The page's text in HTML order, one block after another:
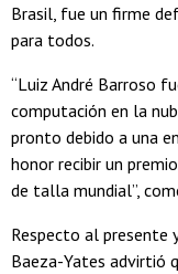
Brasil, fue un firme
para todos.
“Luiz André Barroso
computación en la
pronto debido a una
honor recibir un
de talla mundial”,
Respecto al presente
Baeza-Yates advirtió